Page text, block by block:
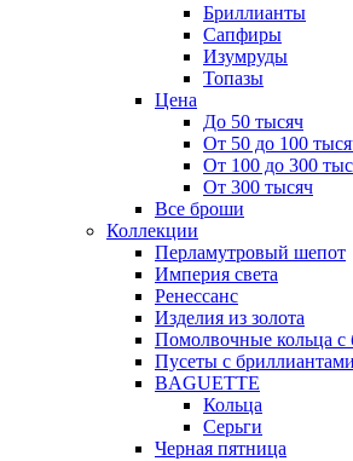
Бриллианты
Сапфиры
Изумруды
Топазы
Цена
До 50 тысяч
От 50 до 100
От 100 до 300
От 300 тысяч
Все броши
Коллекции
Перламутровый шепот
Империя света
Ренессанс
Изделия из золота
Помолвочные кольца с
Пусеты с бриллиантами
BAGUETTE
Кольца
Серьги
Черная пятница